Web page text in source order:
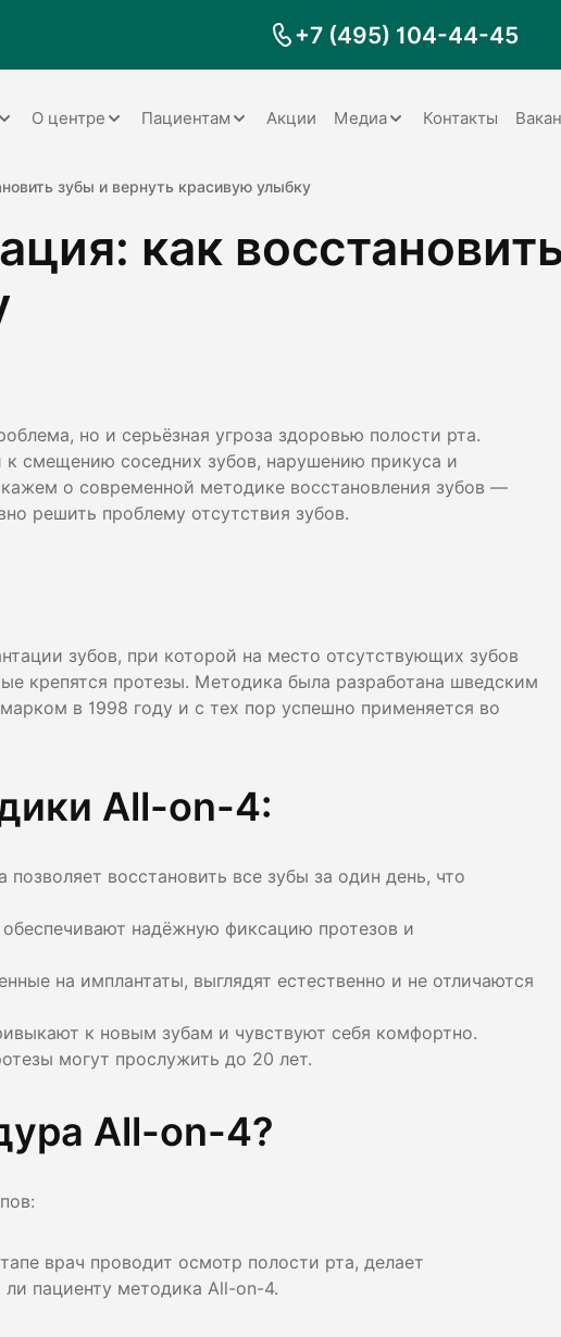
+7 (495) 104-44-45
стоматология
полости рта
О центре
Документы
Наше оборудование
Пациентам
Заболевания
вычет
Акции Медиа Контакты
зубы и вернуть красивую улыбку
как
но и серьёзная угроза здоровью полости рта.
смещению соседних зубов, нарушению прикуса и
о современной методике восстановления зубов —
решить проблему отсутствия зубов.
зубов, при которой на место отсутствующих зубов
крепятся протезы. Методика была разработана шведским
в 1998 году и с тех пор успешно применяется во
All-on-4:
восстановить все зубы за один день, что
надёжную фиксацию протезов и
на имплантаты, выглядят естественно и не отличаются
к новым зубам и чувствуют себя комфортно.
могут прослужить до 20 лет.
All-on-4?
врач проводит осмотр полости рта, делает
ли пациенту методика All-on-4.